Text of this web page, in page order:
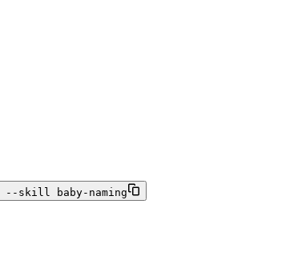
skill baby-naming